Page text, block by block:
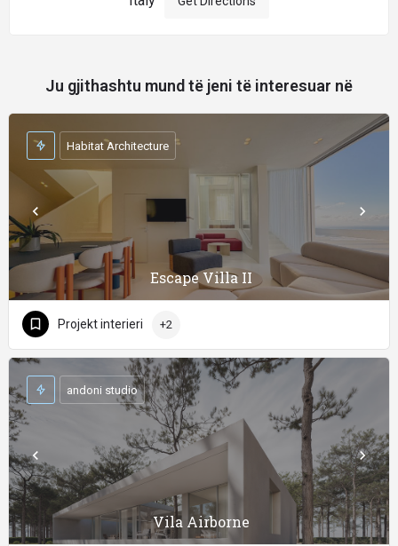
Ju gjithashtu mund të jeni të interesuar në
Escape Villa II
Habitat Architecture
Projekt interieri +2
Vila Airborne
andoni studio